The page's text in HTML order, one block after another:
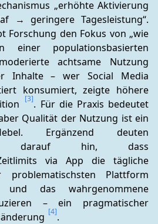
„erhöhte Aktivierung
→ geringere Tagesleistung“.
Forschung den Fokus von „wie
populationsbasierten
achtsame Nutzung
Inhalte – wer Social Media
konsumiert, zeigte höhere
[3]. Für die Praxis bedeutet
Qualität der Nutzung ist ein
Ergänzend deuten
darauf hin, dass
via App die tägliche
Plattform
und das wahrgenommene
– ein pragmatischer
[4].